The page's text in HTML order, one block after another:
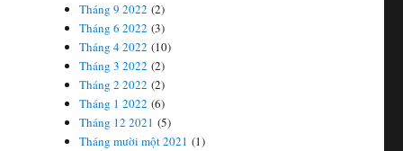
Tháng 9 2022 (2)
Tháng 6 2022 (3)
Tháng 4 2022 (10)
Tháng 3 2022 (2)
Tháng 2 2022 (2)
Tháng 1 2022 (6)
Tháng 12 2021 (5)
Tháng mười một 2021 (1)